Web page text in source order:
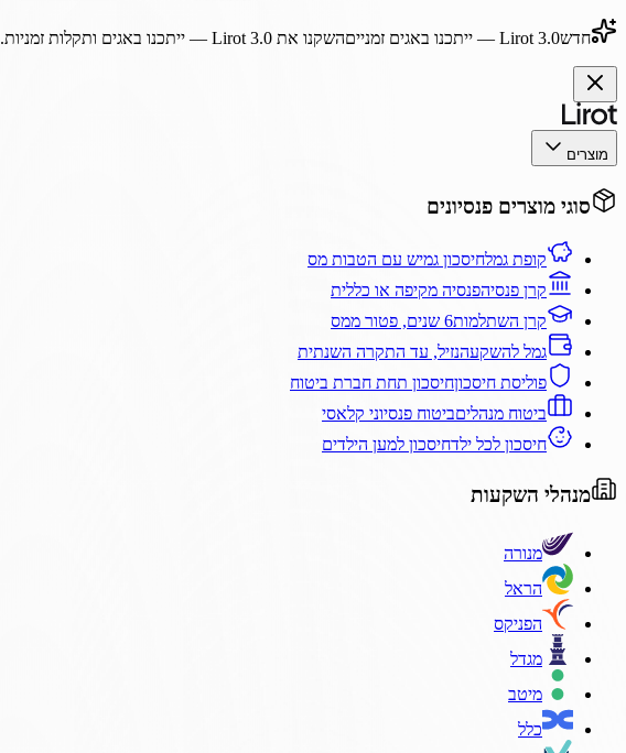
חדשLirot 3.0 — ייתכנו באגים זמנייםהשקנו את Lirot 3.0 — ייתכנו באגים ותקלות זמניות.
מוצרים
סוגי מוצרים פנסיונים
קופת גמלחיסכון גמיש עם הטבות מס
קרן פנסיהפנסיה מקיפה או כללית
קרן השתלמות6 שנים, פטור ממס
גמל להשקעהנזיל, עד התקרה השנתית
פוליסת חיסכוןחיסכון תחת חברת ביטוח
ביטוח מנהליםביטוח פנסיוני קלאסי
חיסכון לכל ילדחיסכון למען הילדים
מנהלי השקעות
מנורה
הראל
הפניקס
מגדל
מיטב
כלל